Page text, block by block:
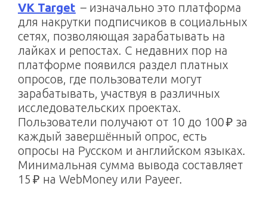
VK Target – изначально это платформа
для накрутки подписчиков в социальных
сетях, позволяющая зарабатывать на
лайках и репостах. С недавних пор на
платформе появился раздел платных
опросов, где пользователи могут
зарабатывать, участвуя в различных
исследовательских проектах.
Пользователи получают от 10 до 100 ₽ за
каждый завершённый опрос, есть
опросы на Русском и английском языках.
Минимальная сумма вывода составляет
15 ₽ на WebMoney или Payeer.